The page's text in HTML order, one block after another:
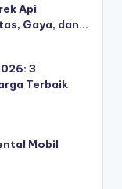
Api
Gaya, dan…
3
Terbaik
Mobil